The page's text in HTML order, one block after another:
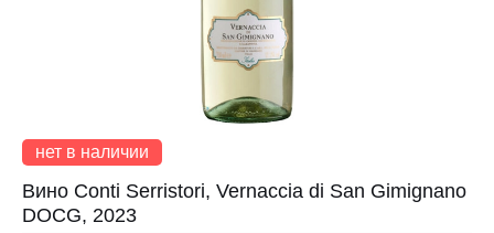
нет в наличии
Вино Conti Serristori, Vernaccia di San Gimignano
DOCG, 2023